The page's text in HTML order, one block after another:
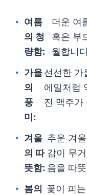
여름
의 청
량함:
더운 여
혹은 부
월합니
가을
의
풍
미:
선선한 가
에일처럼
진 맥주가
겨울
의 따
뜻함:
추운 겨
감이 무
음을 따
봄의
꽃이 피